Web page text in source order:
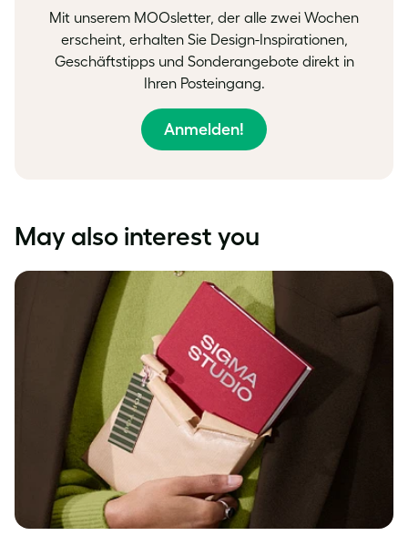
Mit unserem MOOsletter, der alle zwei Wochen
erscheint, erhalten Sie Design-Inspirationen,
Geschäftstipps und Sonderangebote direkt in
Ihren Posteingang.
Anmelden!
May also interest you